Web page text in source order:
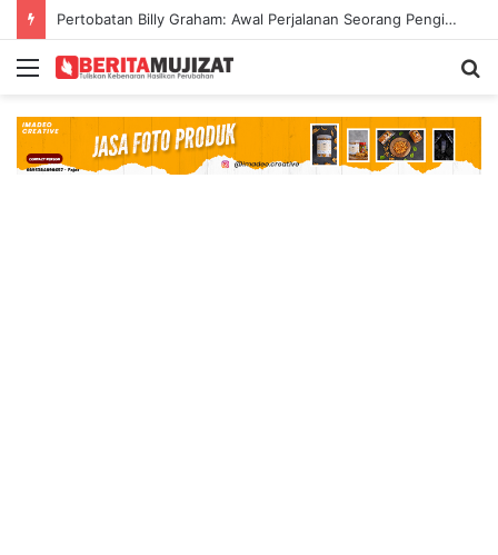
Pertobatan Billy Graham: Awal Perjalanan Seorang Penginjil Dunia
Menu